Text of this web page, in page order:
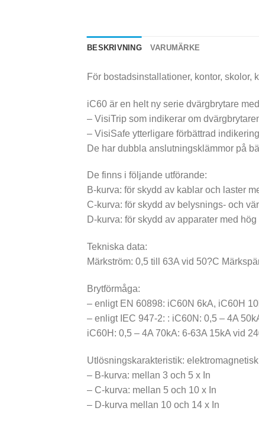
BESKRIVNING VARUMÄRKE
För bostadsinstallationer, kontor,
iC60 är en helt ny serie dvärgbrytare
– VisiTrip som indikerar om
– VisiSafe ytterligare förbättrad
De har dubbla anslutningsklämmor på
De finns i följande utförande:
B-kurva: för skydd av kablar och laster
C-kurva: för skydd av belysnings- och
D-kurva: för skydd av apparater med
Tekniska data:
Märkström: 0,5 till 63A vid 50?C
Brytförmåga:
– enligt EN 60898: iC60N 6kA, iC60H
– enligt IEC 947-2: : iC60N: 0,5 – 4A
iC60H: 0,5 – 4A 70kA: 6-63A 15kA vid
Utlösningskarakteristik: elektromagnetisk
– B-kurva: mellan 3 och 5 x In
– C-kurva: mellan 5 och 10 x In
– D-kurva mellan 10 och 14 x In